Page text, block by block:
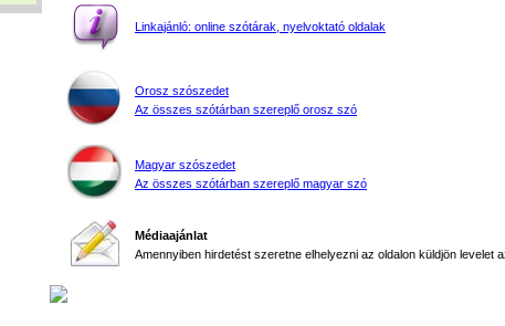
Linkajánló: online szótárak, nyelvoktató oldalak
Orosz szószedet
Az összes szótárban szereplő orosz szó
Magyar szószedet
Az összes szótárban szereplő magyar szó
Médiaajánlat
Amennyiben hirdetést szeretne elhelyezni az oldalon küldjön levelet